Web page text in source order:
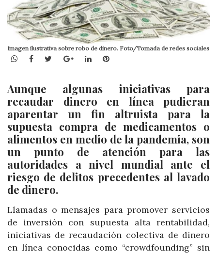
Imagen ilustrativa sobre robo de dinero. Foto/Tomada de redes sociales
WhatsApp
Facebook
TwitterGoogle+LinkedInPinterest
Aunque algunas iniciativas para
recaudar dinero en línea pudieran
aparentar un fin altruista para la
supuesta compra de medicamentos o
alimentos en medio de la pandemia, son
un punto de atención para las
autoridades a nivel mundial ante el
riesgo de delitos precedentes al lavado
de dinero.
Llamadas o mensajes para promover servicios
de inversión con supuesta alta rentabilidad,
iniciativas de recaudación colectiva de dinero
en línea conocidas como “crowdfounding” sin